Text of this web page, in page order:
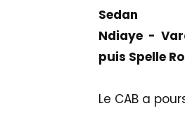
Sedan
Ndiaye -
puis Spelle
Le CAB a